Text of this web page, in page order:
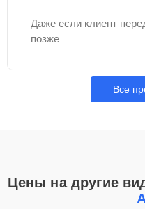
Даже если клиент
позже
Все
Цены на другие